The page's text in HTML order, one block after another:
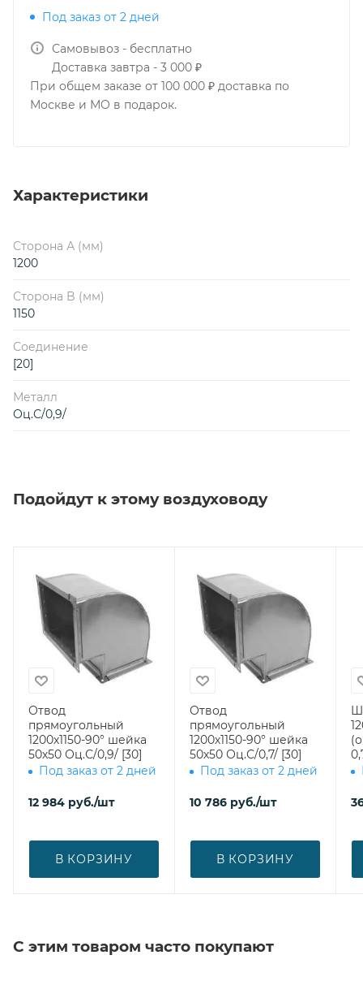
Под заказ от 2 дней
Самовывоз - бесплатно
Доставка завтра - 3 000 ₽
При общем заказе от 100 000 ₽ доставка по
Москве и МО в подарок.
Характеристики
Сторона А (мм)
1200
Сторона B (мм)
1150
Соединение
[20]
Металл
Оц.С/0,9/
Подойдут к этому воздуховоду
Отвод
прямоугольный
1200х1150-90° шейка
50х50 Оц.С/0,9/ [30]
Под заказ от 2 дней
12 984 руб./шт
В КОРЗИНУ
Отвод
прямоугольный
1200х1150-90° шейка
50х50 Оц.С/0,7/ [30]
Под заказ от 2 дней
10 786 руб./шт
В КОРЗИНУ
С этим товаром часто покупают